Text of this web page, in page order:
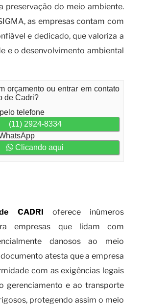
preservação do meio ambiente.
as empresas contam com
e dedicado, que valoriza a
e o desenvolvimento ambiental
orçamento ou entrar em contato
de Cadri?
telefone
(11) 2924-8334
Clicando aqui
CADRI oferece inúmeros
empresas que lidam com
danosos ao meio
atesta que a empresa
com as exigências legais
gerenciamento e ao transporte
protegendo assim o meio